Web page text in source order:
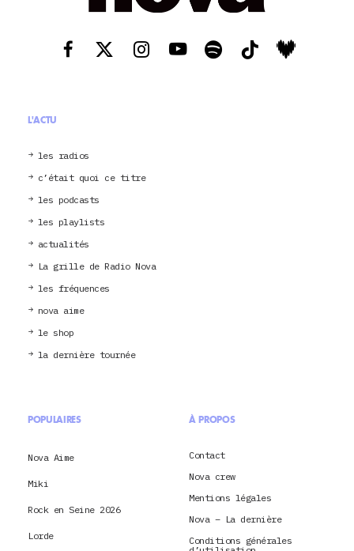
L'ACTU
les radios
c’était quoi ce titre
les podcasts
les playlists
actualités
La grille de Radio Nova
les fréquences
nova aime
le shop
la dernière tournée
POPULAIRES
Nova Aime
Miki
Rock en Seine 2026
Lorde
À PROPOS
Contact
Nova crew
Mentions légales
Nova – La dernière
Conditions générales